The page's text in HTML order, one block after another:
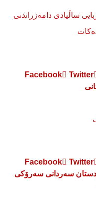
ساڵیادی دامەزراندنی
Facebook Twitter
Facebook Twitter